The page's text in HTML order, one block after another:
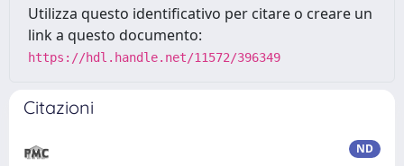
Utilizza questo identificativo per citare o creare un
link a questo documento:
https://hdl.handle.net/11572/396349
Citazioni
ND